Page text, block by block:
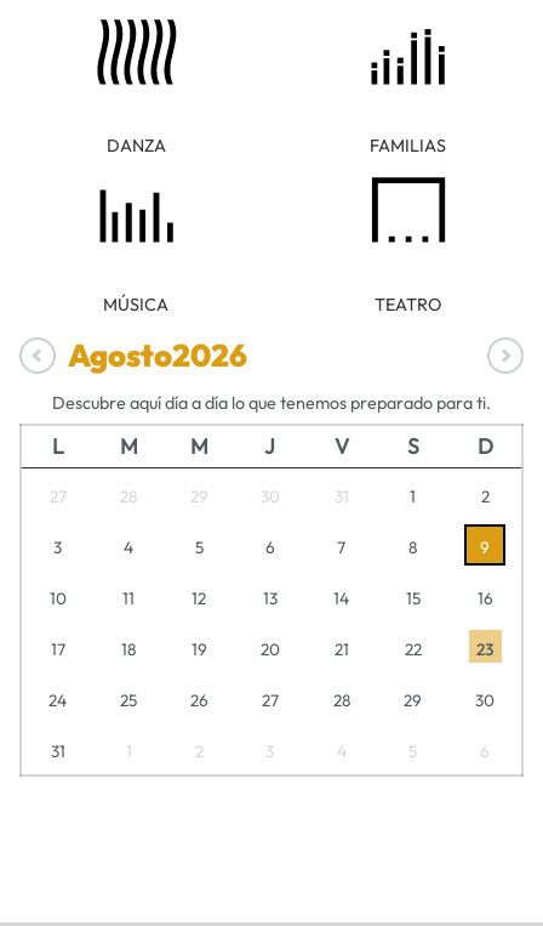
DANZA FAMILIAS
MÚSICA TEATRO
Agosto2026
Descubre aquí día a día lo que tenemos preparado para ti.
L M M J V S D
27 28 29 30 31 1 2
3 4 5 6 7 8 9
10 11 12 13 14 15 16
17 18 19 20 21 22 23
24 25 26 27 28 29 30
31 1 2 3 4 5 6